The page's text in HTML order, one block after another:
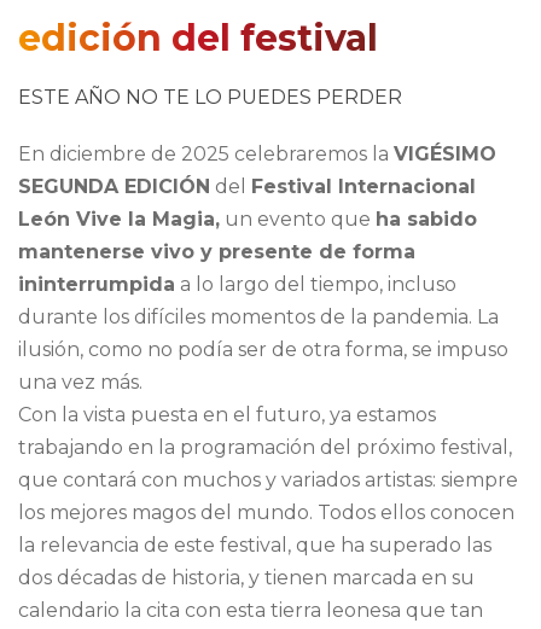
edición del festival
ESTE AÑO NO TE LO PUEDES PERDER
En diciembre de 2025 celebraremos la VIGÉSIMO
SEGUNDA EDICIÓN del Festival Internacional
León Vive la Magia, un evento que ha sabido
mantenerse vivo y presente de forma
ininterrumpida a lo largo del tiempo, incluso
durante los difíciles momentos de la pandemia. La
ilusión, como no podía ser de otra forma, se impuso
una vez más.
Con la vista puesta en el futuro, ya estamos
trabajando en la programación del próximo festival,
que contará con muchos y variados artistas: siempre
los mejores magos del mundo. Todos ellos conocen
la relevancia de este festival, que ha superado las
dos décadas de historia, y tienen marcada en su
calendario la cita con esta tierra leonesa que tan